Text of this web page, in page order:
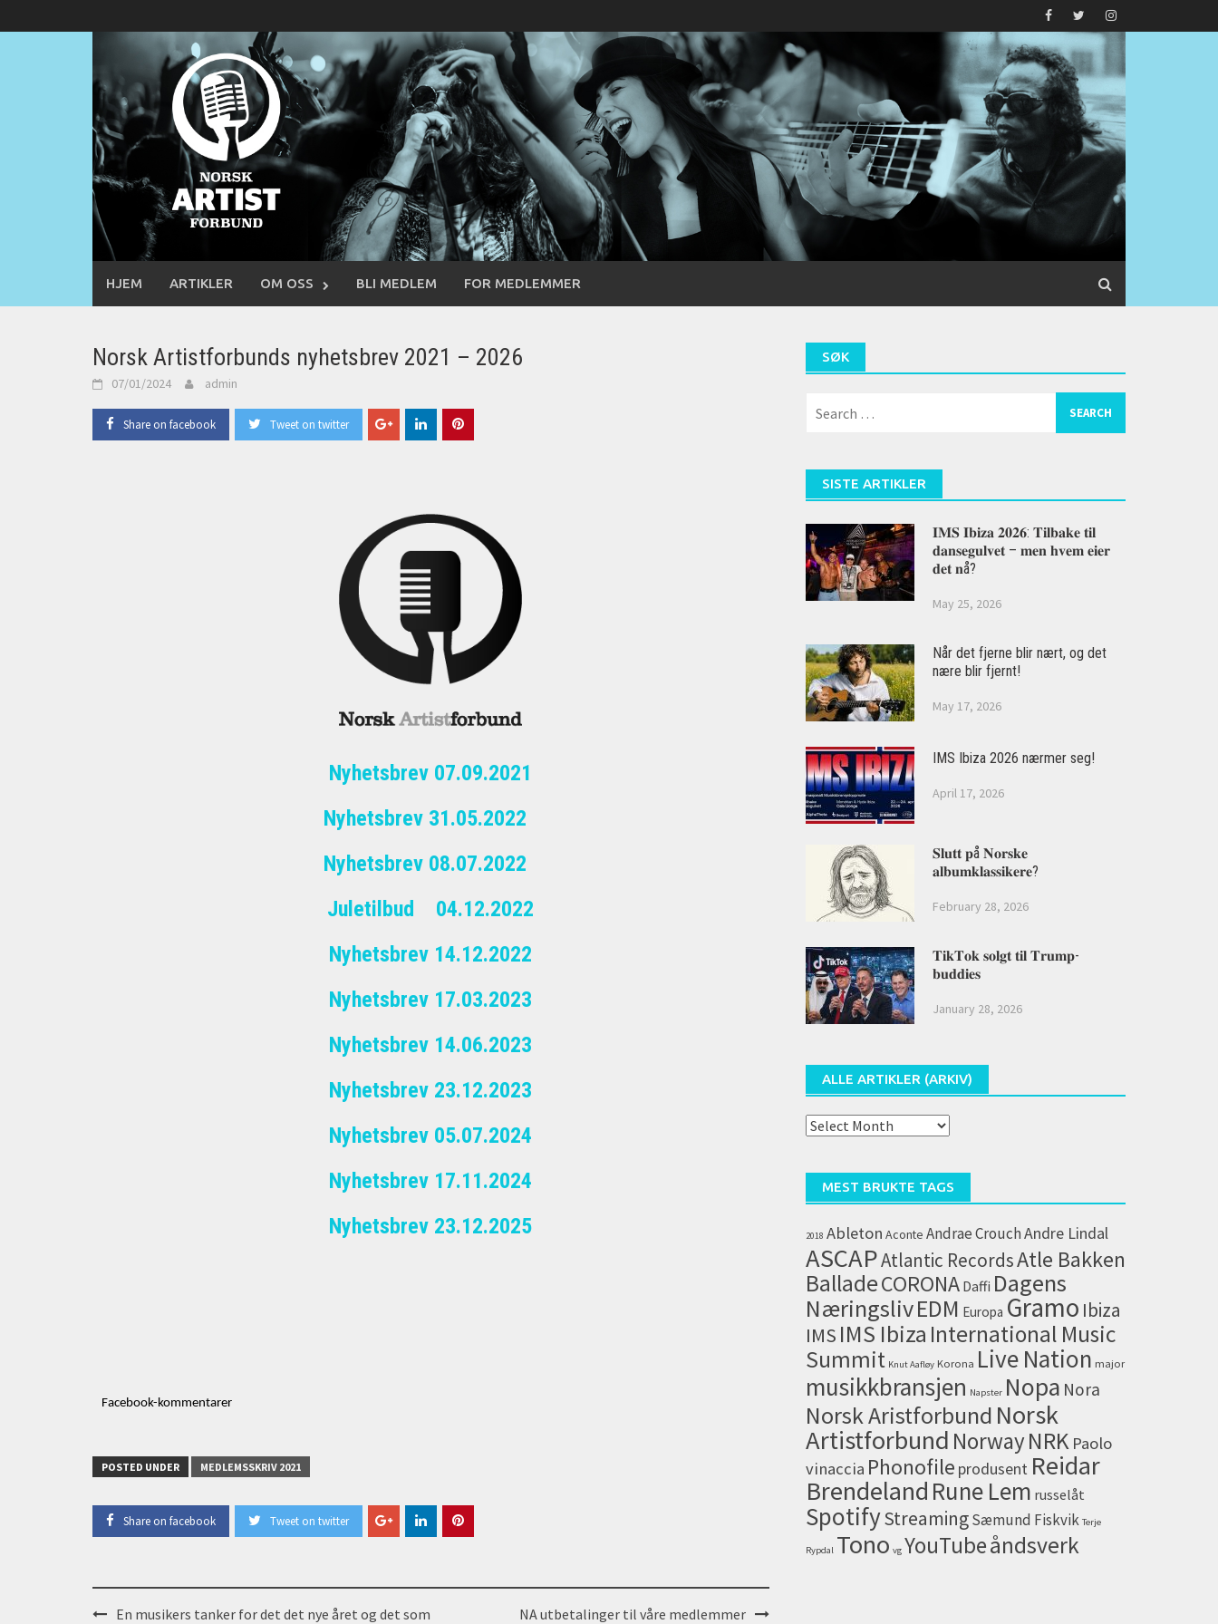
to
HJEM ARTIKLER OM OSS BLI MEDLEM FOR MEDLEMMER
Norsk Artistforbunds nyhetsbrev 2021 – 2026
07/01/2024 admin
Share on facebook Tweet on twitter
Nyhetsbrev 07.09.2021
Nyhetsbrev 31.05.2022
Nyhetsbrev 08.07.2022
Juletilbud 04.12.2022
Nyhetsbrev 14.12.2022
Nyhetsbrev 17.03.2023
Nyhetsbrev 14.06.2023
Nyhetsbrev 23.12.2023
Nyhetsbrev 05.07.2024
Nyhetsbrev 17.11.2024
Nyhetsbrev 23.12.2025
Facebook-kommentarer
POSTED UNDER MEDLEMSSKRIV 2021
Share on facebook Tweet on twitter
PostEn musikers tanker for det det nye året og det som NA utbetalinger til våre medlemmer
SØK
for:
SISTE ARTIKLER
𝐈𝐌𝐒 𝐈𝐛𝐢𝐳𝐚 𝟐𝟎𝟐𝟔: 𝐓𝐢𝐥𝐛𝐚𝐤𝐞 𝐭𝐢𝐥
𝐝𝐚𝐧𝐬𝐞𝐠𝐮𝐥𝐯𝐞𝐭 – 𝐦𝐞𝐧 𝐡𝐯𝐞𝐦 𝐞𝐢𝐞𝐫
𝐝𝐞𝐭 𝐧å?
May 25, 2026
Når det fjerne blir nært, og det
nære blir fjernt!
May 17, 2026
IMS Ibiza 2026 nærmer seg!
April 17, 2026
𝐒𝐥𝐮𝐭𝐭 𝐩å 𝐍𝐨𝐫𝐬𝐤𝐞
𝐚𝐥𝐛𝐮𝐦𝐤𝐥𝐚𝐬𝐬𝐢𝐤𝐞𝐫𝐞?
February 28, 2026
𝐓𝐢𝐤𝐓𝐨𝐤 𝐬𝐨𝐥𝐠𝐭 𝐭𝐢𝐥 𝐓𝐫𝐮𝐦𝐩-
𝐛𝐮𝐝𝐝𝐢𝐞𝐬
January 28, 2026
ALLE ARTIKLER (ARKIV)
Alle
(arkiv)
MEST BRUKTE TAGS
2018 Ableton Aconte Andrae CrouchAndre Lindal
ASCAPAtlantic RecordsAtle Bakken
BalladeCORONA Daffi Dagens
NæringslivEDM Europa Gramo Ibiza
IMS IMS Ibiza International Music
Summit Knut Aafløy Korona Live Nation major
musikkbransjen Napster Nopa Nora
Norsk Aristforbund Norsk
Artistforbund NorwayNRK Paolo
vinaccia Phonofile produsent Reidar
Brendeland Rune Lem russelåt
SpotifyStreamingSæmund Fiskvik Terje
Rypdal Tono vg YouTubeåndsverk